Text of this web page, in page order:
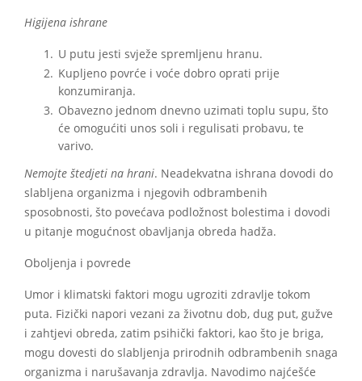
Higijena ishrane
U putu jesti svježe spremljenu hranu.
Kupljeno povrće i voće dobro oprati prije
konzumiranja.
Obavezno jednom dnevno uzimati toplu supu, što
će omogućiti unos soli i regulisati probavu, te
varivo.
Nemojte štedjeti na hrani. Neadekvatna ishrana dovodi do
slabljena organizma i njegovih odbrambenih
sposobnosti, što povećava podložnost bolestima i dovodi
u pitanje mogućnost obavljanja obreda hadža.
Oboljenja i povrede
Umor i klimatski faktori mogu ugroziti zdravlje tokom
puta. Fizički napori vezani za životnu dob, dug put, gužve
i zahtjevi obreda, zatim psihički faktori, kao što je briga,
mogu dovesti do slabljenja prirodnih odbrambenih snaga
organizma i narušavanja zdravlja. Navodimo najćešće